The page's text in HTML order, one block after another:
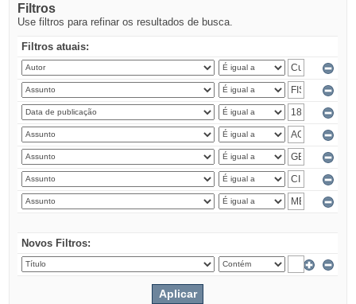
Filtros
Use filtros para refinar os resultados de busca.
Filtros atuais:
Novos Filtros: